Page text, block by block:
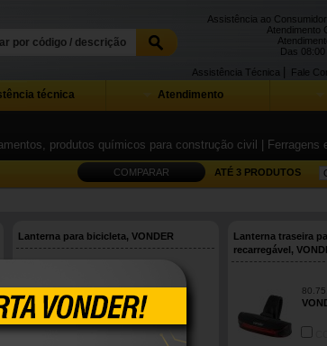
Assistência ao
Atendimento
Das
Fale
Assistência Técnica
técnica Atendimento
produtos químicos para construção civil |
COMPARAR ATÉ 3 PRODUTOS
Lanterna para bicicleta, VONDER
80.75.000.050
VONDER
COMPARE
Lanterna traseira
recarregável,